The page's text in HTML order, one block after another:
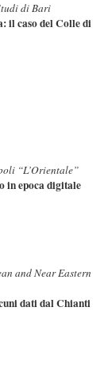
di Bari
il caso del Colle di
“L’Orientale”
in epoca digitale
and Near Eastern
dati dal Chianti